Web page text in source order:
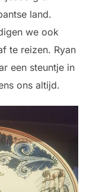
land.
we ook
te reizen. Ryan
een steuntje in
ons altijd.